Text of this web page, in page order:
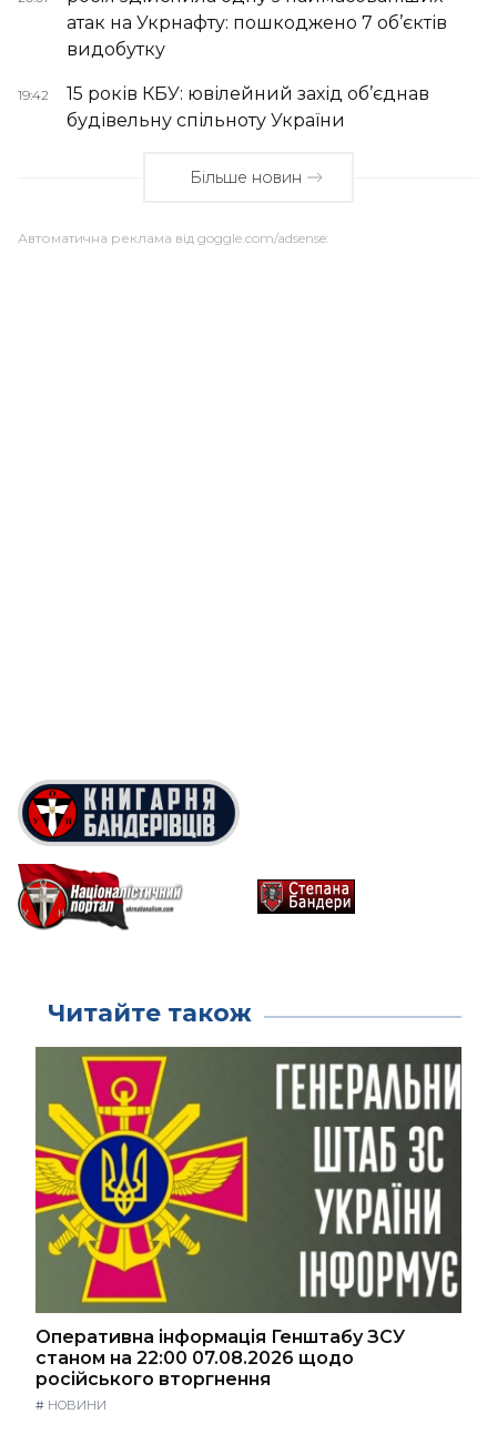
атак на Укрнафту: пошкоджено 7 об’єктів
видобутку
19:42
15 років КБУ: ювілейний захід об’єднав
будівельну спільноту України
Більше новин
Автоматична реклама від goggle.com/adsense:
Читайте також
Оперативна інформація Генштабу ЗСУ
станом на 22:00 07.08.2026 щодо
російського вторгнення
# НОВИНИ